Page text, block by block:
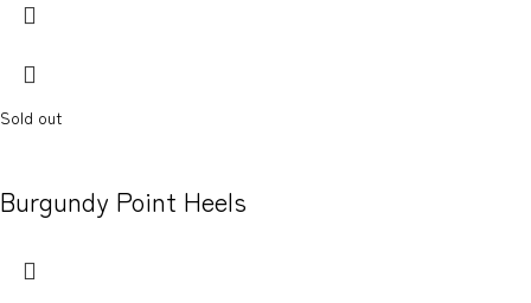
Sold out
Burgundy Point Heels